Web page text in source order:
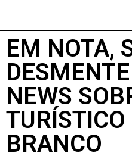
EM NOTA,
NEWS
TURÍSTICO
BRANCO